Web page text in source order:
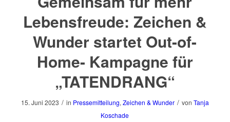
Lebensfreude: Zeichen &
Wunder startet Out-of-
Home- Kampagne für
„TATENDRANG“
15. Juni 2023 / in Pressemitteilung, Zeichen & Wunder / von Tanja
Koschade